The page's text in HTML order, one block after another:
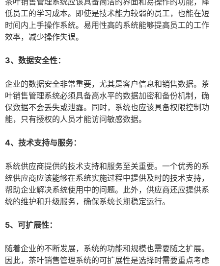
低员工的学习成本。即使是技术能力较弱的员工，也能在短
时间内上手操作系统。易用性高的系统能够提高员工的工作
效率，减少操作失误。
3、数据安全性：
企业的数据安全非常重要，尤其是客户信息和销售数据。茶
叶销售管理系统必须具备高水平的数据加密和备份机制，确
保数据不会丢失或泄露。同时，系统也应该具备权限控制功
能，只有授权的人员才能访问敏感数据。
4、技术支持与服务：
系统供应商提供的技术支持和服务至关重要。一个优秀的系
统供应商应该能够在系统实施过程中提供及时的技术支持，
帮助企业解决系统使用中的问题。此外，供应商还应提供系
统的维护和升级服务，确保系统长期稳定运行。
5、可扩展性：
随着企业的不断发展，系统的功能和规模也需要随之扩展。
因此，茶叶销售管理系统的可扩展性是选择时需要重点考虑